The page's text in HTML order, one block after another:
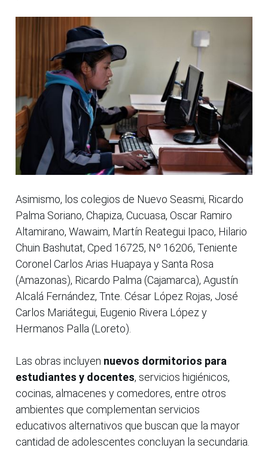
Asimismo, los colegios de Nuevo Seasmi, Ricardo
Palma Soriano, Chapiza, Cucuasa, Oscar Ramiro
Altamirano, Wawaim, Martín Reategui Ipaco, Hilario
Chuin Bashutat, Cped 16725, Nº 16206, Teniente
Coronel Carlos Arias Huapaya y Santa Rosa
(Amazonas), Ricardo Palma (Cajamarca), Agustín
Alcalá Fernández, Tnte. César López Rojas, José
Carlos Mariátegui, Eugenio Rivera López y
Hermanos Palla (Loreto).
Las obras incluyen nuevos dormitorios para
estudiantes y docentes, servicios higiénicos,
cocinas, almacenes y comedores, entre otros
ambientes que complementan servicios
educativos alternativos que buscan que la mayor
cantidad de adolescentes concluyan la secundaria.